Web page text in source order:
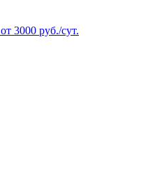
от 3000 руб./сут.